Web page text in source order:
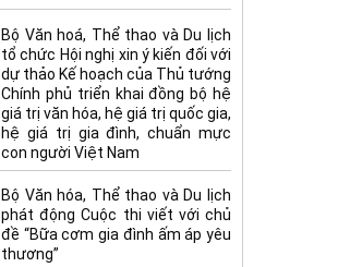
Bộ Văn hoá, Thể thao và Du lịch
tổ chức Hội nghị xin ý kiến đối với
dự thảo Kế hoạch của Thủ tướng
Chính phủ triển khai đồng bộ hệ
giá trị văn hóa, hệ giá trị quốc gia,
hệ giá trị gia đình, chuẩn mực
con người Việt Nam
Bộ Văn hóa, Thể thao và Du lịch
phát động Cuộc thi viết với chủ
đề “Bữa cơm gia đình ấm áp yêu
thương”